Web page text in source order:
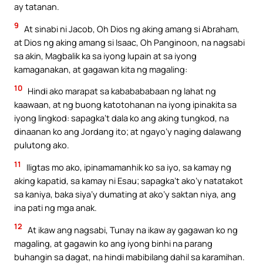
ay tatanan.
9 At sinabi ni Jacob, Oh Dios ng aking amang si Abraham,
at Dios ng aking amang si Isaac, Oh Panginoon, na nagsabi
sa akin, Magbalik ka sa iyong lupain at sa iyong
kamaganakan, at gagawan kita ng magaling:
10 Hindi ako marapat sa kababababaan ng lahat ng
kaawaan, at ng buong katotohanan na iyong ipinakita sa
iyong lingkod: sapagka’t dala ko ang aking tungkod, na
dinaanan ko ang Jordang ito; at ngayo’y naging dalawang
pulutong ako.
11
Iligtas mo ako, ipinamamanhik ko sa iyo, sa kamay ng
aking kapatid, sa kamay ni Esau; sapagka’t ako’y natatakot
sa kaniya, baka siya’y dumating at ako’y saktan niya, ang
ina pati ng mga anak.
12 At ikaw ang nagsabi, Tunay na ikaw ay gagawan ko ng
magaling, at gagawin ko ang iyong binhi na parang
buhangin sa dagat, na hindi mabibilang dahil sa karamihan.